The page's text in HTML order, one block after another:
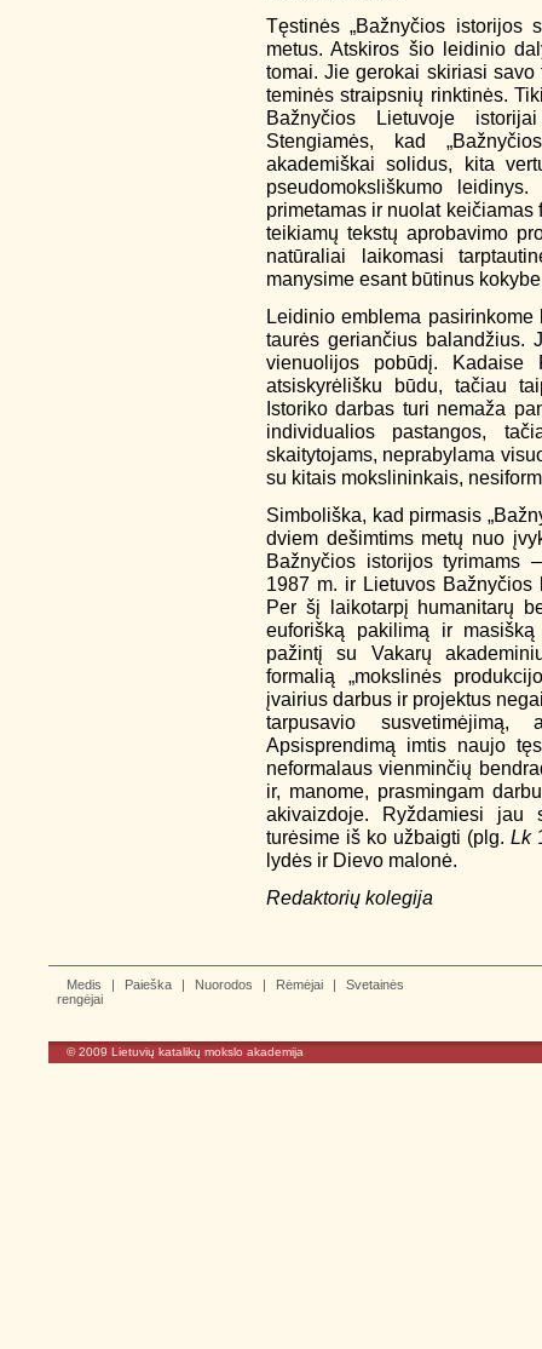
Tęstinės „Bažnyčios istorijos
metus. Atskiros šio leidinio
tomai. Jie gerokai skiriasi
teminės straipsnių rinktinės.
Bažnyčios Lietuvoje
Stengiamės, kad
akademiškai solidus, kita
pseudomoksliškumo
primetamas ir nuolat
teikiamų tekstų aprobavimo
natūraliai laikomasi
manysime esant būtinus
Leidinio emblema
taurės geriančius balandžius.
vienuolijos pobūdį. Kadaise
atsiskyrėlišku būdu, tačiau
Istoriko darbas turi nemaža
individualios pastangos,
skaitytojams, neprabylama
su kitais mokslininkais,
Simboliška, kad pirmasis
dviem dešimtims metų nuo
Bažnyčios istorijos tyrimams
1987 m. ir Lietuvos
Per šį laikotarpį humanitarų
euforišką pakilimą ir
pažintį su Vakarų
formalią „mokslinės
įvairius darbus ir projektus
tarpusavio
Apsisprendimą imtis naujo
neformalaus vienminčių
ir, manome, prasmingam
akivaizdoje. Ryždamiesi jau
turėsime iš ko užbaigti (plg. Lk
lydės ir Dievo malonė.
Redaktorių kolegija
Medis | Paieška | Nuorodos | Rėmėjai |
Svetainės
rengėjai
© 2009 Lietuvių katalikų mokslo akademija